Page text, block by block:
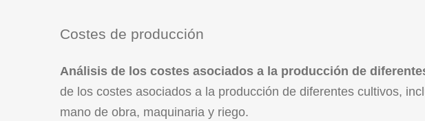
Costes de producción
Análisis de los costes asociados a la producción de
de los costes asociados a la producción de diferentes cultivos,
mano de obra, maquinaria y riego.